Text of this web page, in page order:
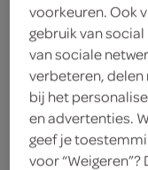
2 teentjes knoflook
1 verse gember
1 eetlepel Thaise
1 theelepel
(djinten)
voorkeuren. Ook
gebruik van
van sociale
verbeteren, delen
bij het
en advertenties.
geef je
voor